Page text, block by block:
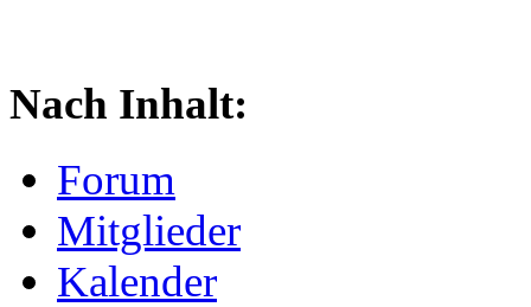
Nach Inhalt:
Forum
Mitglieder
Kalender